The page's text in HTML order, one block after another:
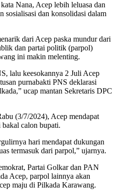
Nana, Acep lebih leluasa dan
sosialisasi dan konsolidasi dalam
dari Acep paska mundur dari
dan partai politik (parpol)
ini makin melenting.
lalu keesokannya 2 Juli Acep
purnabakti PNS deklarasi
ucap mantan Sekretaris DPC
(3/7/2024), Acep mendapat
calon bupati.
hari mendapat dukungan
termasuk dari parpol,” ujarnya.
Partai Golkar dan PAN
Acep, parpol lainnya akan
maju di Pilkada Karawang.